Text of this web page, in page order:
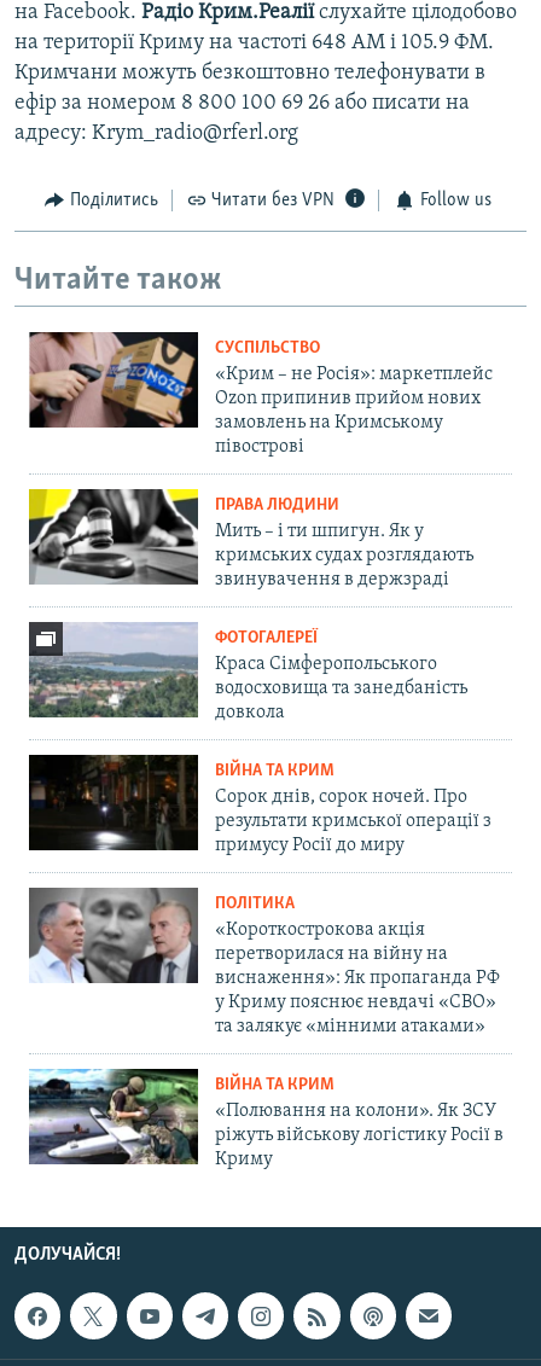
на Facebook. Радіо Крим.Реаліїслухайте цілодобово
на території Криму на частоті 648 АМ і 105.9 ФМ.
Кримчани можуть безкоштовно телефонувати в
ефір за номером 8 800 100 69 26 або писати на
адресу: Krym_radio@rferl.org
Поділитись Читати без VPN Follow us
Читайте також
СУСПІЛЬСТВО
«Крим – не Росія»: маркетплейс
Ozon припинив прийом нових
замовлень на Кримському
півострові
ПРАВА ЛЮДИНИ
Мить – і ти шпигун. Як у
кримських судах розглядають
звинувачення в держзраді
ФОТОГАЛЕРЕЇ
Краса Сімферопольського
водосховища та занедбаність
довкола
ВІЙНА ТА КРИМ
Сорок днів, сорок ночей. Про
результати кримської операції з
примусу Росії до миру
ПОЛІТИКА
«Короткострокова акція
перетворилася на війну на
виснаження»: Як пропаганда РФ
у Криму пояснює невдачі «СВО»
та залякує «мінними атаками»
ВІЙНА ТА КРИМ
«Полювання на колони». Як ЗСУ
ріжуть військову логістику Росії в
Криму
ДОЛУЧАЙСЯ!